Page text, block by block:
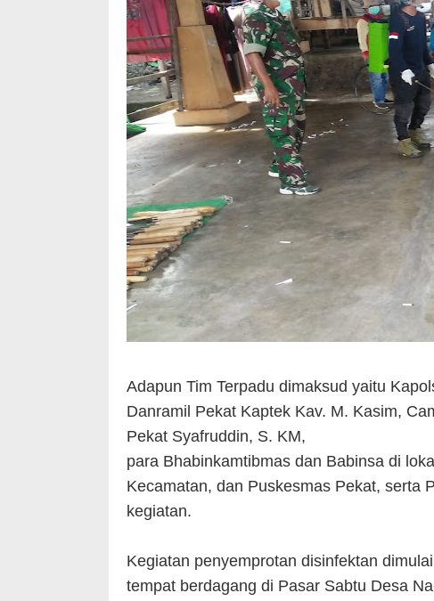
Adapun Tim Terpadu dimaksud yaitu
Danramil Pekat Kaptek Kav. M. Kasim,
Pekat Syafruddin, S. KM,
para Bhabinkamtibmas dan Babinsa di
Kecamatan, dan Puskesmas Pekat, serta
kegiatan.
Kegiatan penyemprotan disinfektan
tempat berdagang di Pasar Sabtu Desa